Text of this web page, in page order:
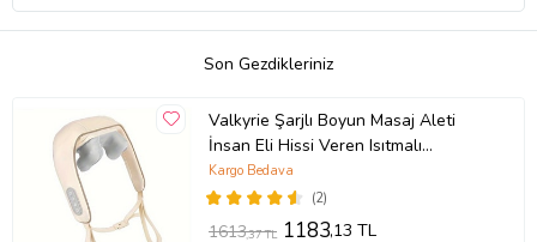
Son Gezdikleriniz
Valkyrie Şarjlı Boyun Masaj Aleti
İnsan Eli Hissi Veren Isıtmalı
Yoğurmalı Bel Sırt Omuz Masaj
Cihazı
(2)
Kargo Bedava
1613,37 TL 1183,13 TL